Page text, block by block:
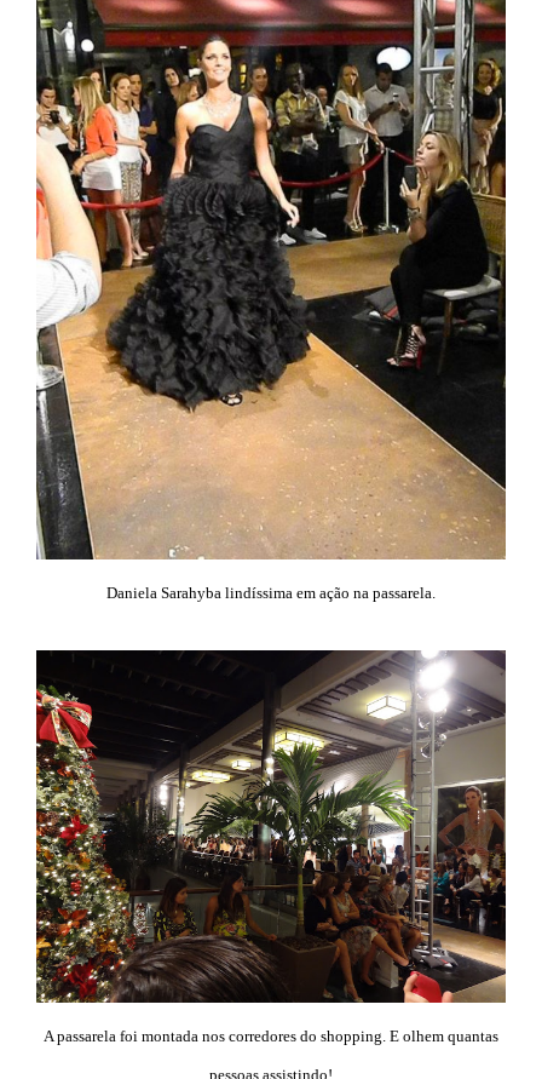
Daniela Sarahyba lindíssima em ação na passarela.
A passarela foi montada nos corredores do shopping. E olhem quantas
pessoas assistindo!